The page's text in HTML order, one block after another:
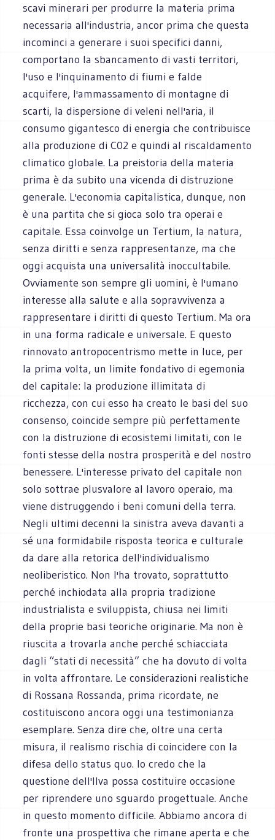
scavi minerari per produrre la materia prima
necessaria all'industria, ancor prima che questa
incominci a generare i suoi specifici danni,
comportano la sbancamento di vasti territori,
l'uso e l'inquinamento di fiumi e falde
acquifere, l'ammassamento di montagne di
scarti, la dispersione di veleni nell'aria, il
consumo gigantesco di energia che contribuisce
alla produzione di C02 e quindi al riscaldamento
climatico globale. La preistoria della materia
prima è da subito una vicenda di distruzione
generale. L'economia capitalistica, dunque, non
è una partita che si gioca solo tra operai e
capitale. Essa coinvolge un Tertium, la natura,
senza diritti e senza rappresentanze, ma che
oggi acquista una universalità inoccultabile.
Ovviamente son sempre gli uomini, è l'umano
interesse alla salute e alla sopravvivenza a
rappresentare i diritti di questo Tertium. Ma ora
in una forma radicale e universale. E questo
rinnovato antropocentrismo mette in luce, per
la prima volta, un limite fondativo di egemonia
del capitale: la produzione illimitata di
ricchezza, con cui esso ha creato le basi del suo
consenso, coincide sempre più perfettamente
con la distruzione di ecosistemi limitati, con le
fonti stesse della nostra prosperità e del nostro
benessere. L'interesse privato del capitale non
solo sottrae plusvalore al lavoro operaio, ma
viene distruggendo i beni comuni della terra.
Negli ultimi decenni la sinistra aveva davanti a
sé una formidabile risposta teorica e culturale
da dare alla retorica dell'individualismo
neoliberistico. Non l'ha trovato, soprattutto
perché inchiodata alla propria tradizione
industrialista e sviluppista, chiusa nei limiti
della proprie basi teoriche originarie. Ma non è
riuscita a trovarla anche perché schiacciata
dagli “stati di necessità” che ha dovuto di volta
in volta affrontare. Le considerazioni realistiche
di Rossana Rossanda, prima ricordate, ne
costituiscono ancora oggi una testimonianza
esemplare. Senza dire che, oltre una certa
misura, il realismo rischia di coincidere con la
difesa dello status quo. Io credo che la
questione dell'Ilva possa costituire occasione
per riprendere uno sguardo progettuale. Anche
in questo momento difficile. Abbiamo ancora di
fronte una prospettiva che rimane aperta e che